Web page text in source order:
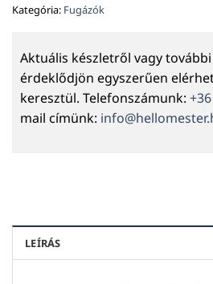
Kategória: Fugázók
Aktuális készletről vagy
érdeklődjön egyszerűen
keresztül. Telefonszámunk:
mail címünk:
LEÍRÁS